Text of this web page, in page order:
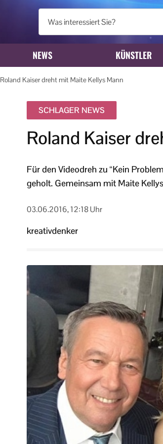
NEWS KÜNSTLER
Roland Kaiser dreht mit Maite Kellys Mann
SCHLAGER NEWS
Roland Kaiser
Für den Videodreh zu “Kein
geholt. Gemeinsam mit Maite
03.06.2016, 12:18 Uhr
kreativdenker